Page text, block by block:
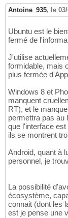
Antoine_935, le
Ubuntu est le
fermé de
J'utilise
formidable, mais
plus fermée
Windows 8 et
manquent
RT), et le
permettra pas au
que l'interface
ils se montrent
Android, quant à
personnel, je
La possibilité
écosystème,
connait (dont les
est je pense une